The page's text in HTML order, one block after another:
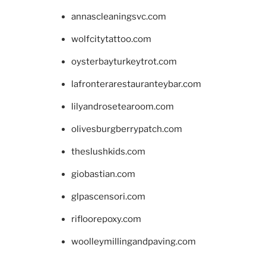
annascleaningsvc.com
wolfcitytattoo.com
oysterbayturkeytrot.com
lafronterarestauranteybar.com
lilyandrosetearoom.com
olivesburgberrypatch.com
theslushkids.com
giobastian.com
glpascensori.com
rifloorepoxy.com
woolleymillingandpaving.com